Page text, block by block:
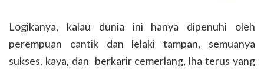
Logikanya, kalau dunia ini hanya dipenuhi oleh
perempuan cantik dan lelaki tampan, semuanya
sukses, kaya, dan berkarir cemerlang, lha terus yang